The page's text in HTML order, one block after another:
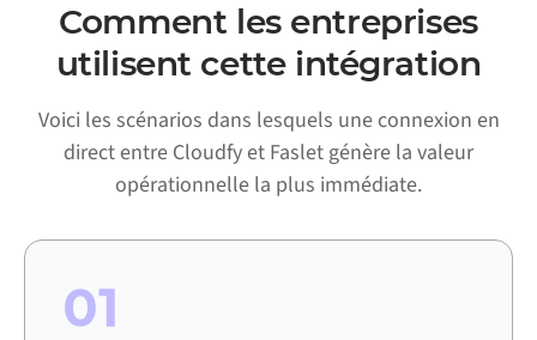
Comment les entreprises
utilisent cette intégration
Voici les scénarios dans lesquels une connexion en
direct entre Cloudfy et Faslet génère la valeur
opérationnelle la plus immédiate.
01